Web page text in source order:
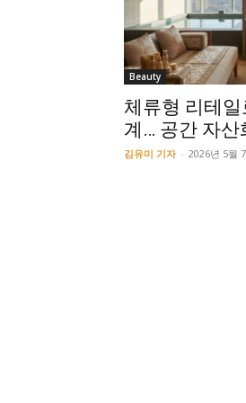
Beauty
체류형 리테
계… 공간 자산
김유미 기자 - 2026년 5월